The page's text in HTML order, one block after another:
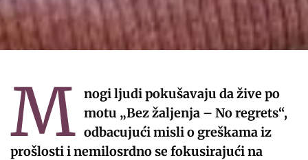
M nogi ljudi pokušavaju da žive po
motu „Bez žaljenja – No regrets“,
odbacujući misli o greškama iz
prošlosti i nemilosrdno se fokusirajući na